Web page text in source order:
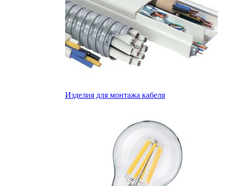
Изделия для монтажа кабеля